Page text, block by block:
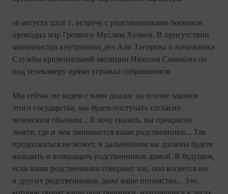
16 августа 2008 г. встречу с родственниками боевиков
проводил мэр Грозного Муслим Хучиев. В присутствии
замминистра внутренних дел Али Тагирова и начальника
Службы криминальной милиции Николая Симакова он
под телекамеру прямо угрожал собравшимся:
Мы сейчас не ведем с вами диалог на основе законов
этого государства, мы будем поступать согласно
чеченским обычаям... Я хочу сказать, вы прекрасно
знаете, где и чем занимаются ваши родственники... Так
продолжаться не может, в дальнейшем вы должны будете
находить и возвращать родственников домой. В будущем,
если ваши родственники совершат зло, оно коснется вас
и других родственников, даже ваше потомство... Зло,